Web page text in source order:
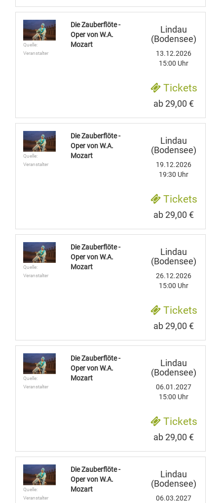
Quelle:
Veranstalter
Die Zauberflöte -
Oper von W.A.
Mozart
Lindau
(Bodensee)
13.12.2026
15:00 Uhr
Tickets
ab 29,00 €
Quelle:
Veranstalter
Die Zauberflöte -
Oper von W.A.
Mozart
Lindau
(Bodensee)
19.12.2026
19:30 Uhr
Tickets
ab 29,00 €
Quelle:
Veranstalter
Die Zauberflöte -
Oper von W.A.
Mozart
Lindau
(Bodensee)
26.12.2026
15:00 Uhr
Tickets
ab 29,00 €
Quelle:
Veranstalter
Die Zauberflöte -
Oper von W.A.
Mozart
Lindau
(Bodensee)
06.01.2027
15:00 Uhr
Tickets
ab 29,00 €
Quelle:
Veranstalter
Die Zauberflöte -
Oper von W.A.
Mozart
Lindau
(Bodensee)
06.03.2027